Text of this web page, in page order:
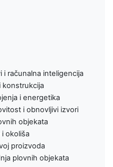
i računalna inteligencija
konstrukcija
i energetika
i obnovljivi izvori
objekata
okoliša
proizvoda
plovnih objekata